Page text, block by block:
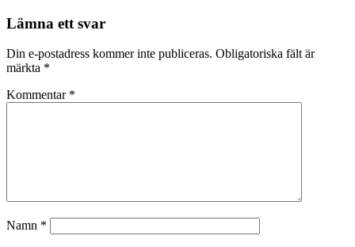
Lämna ett svar
Din e-postadress kommer inte publiceras. Obligatoriska fält är
märkta *
Kommentar *
Namn *